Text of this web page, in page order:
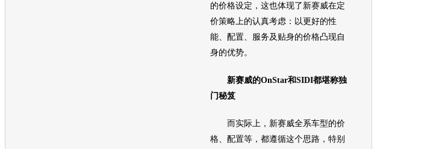
的价格设定，这也体现了新赛威在定
价策略上的认真考虑：以更好的性
能、配置、服务及贴身的价格凸现自
身的优势。
新赛威的OnStar和SIDI都堪称独
门秘笈
而实际上，新赛威全系车型的价
格、配置等，都遵循这个思路，特别